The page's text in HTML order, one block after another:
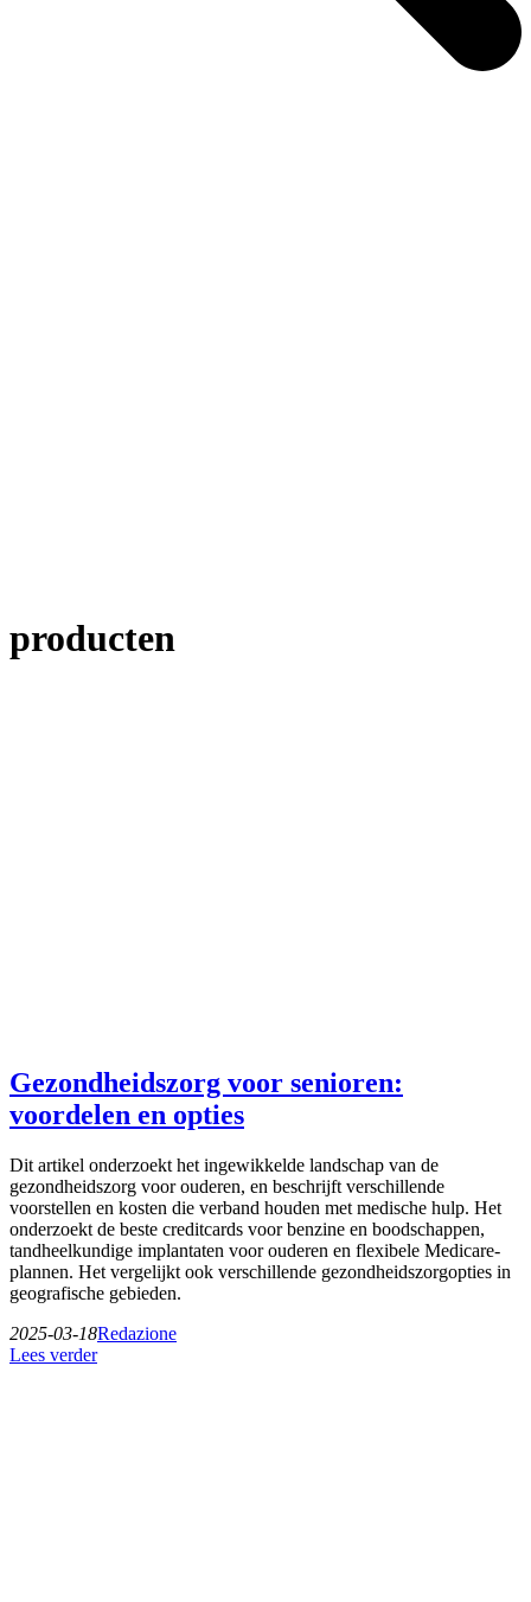
producten
Gezondheidszorg voor senioren:
voordelen en opties
Dit artikel onderzoekt het ingewikkelde landschap van de
gezondheidszorg voor ouderen, en beschrijft verschillende
voorstellen en kosten die verband houden met medische hulp. Het
onderzoekt de beste creditcards voor benzine en boodschappen,
tandheelkundige implantaten voor ouderen en flexibele Medicare-
plannen. Het vergelijkt ook verschillende gezondheidszorgopties in
geografische gebieden.
2025-03-18Redazione
Lees verder